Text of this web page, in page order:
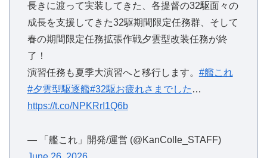
長きに渡って実装してきた、各提督の32駆面々の
成長を支援してきた32駆期間限定任務群、そして
春の期間限定任務拡張作戦夕雲型改装任務が終
了！
演習任務も夏季大演習へと移行します。 #艦これ
#夕雲型駆逐艦#32駆お疲れさまでした …
https://t.co/NPKRrI1Q6b
— 「艦これ」開発/運営 (@KanColle_STAFF)